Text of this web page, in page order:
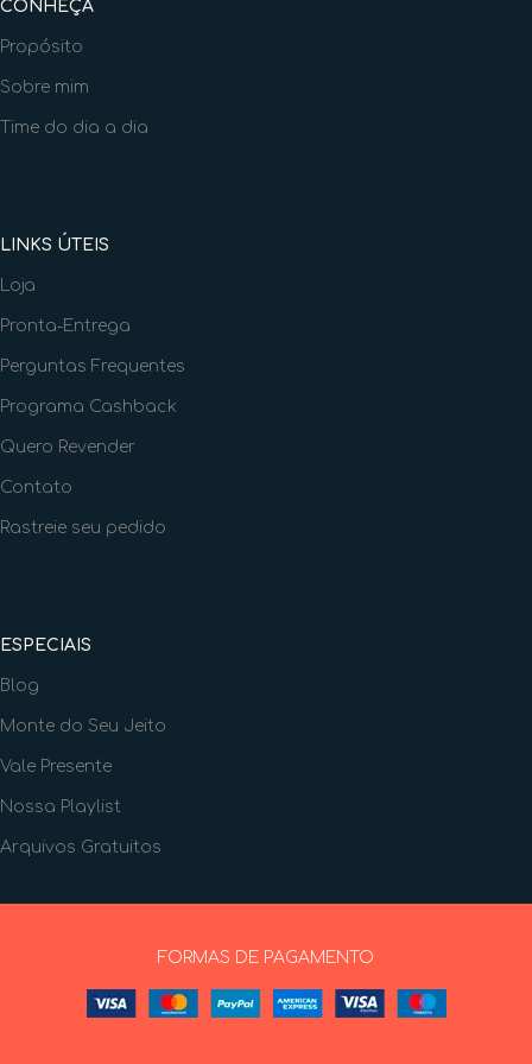
CONHEÇA
Propósito
Sobre mim
Time do dia a dia
LINKS ÚTEIS
Loja
Pronta-Entrega
Perguntas Frequentes
Programa Cashback
Quero Revender
Contato
Rastreie seu pedido
ESPECIAIS
Blog
Monte do Seu Jeito
Vale Presente
Nossa Playlist
Arquivos Gratuitos
FORMAS DE PAGAMENTO